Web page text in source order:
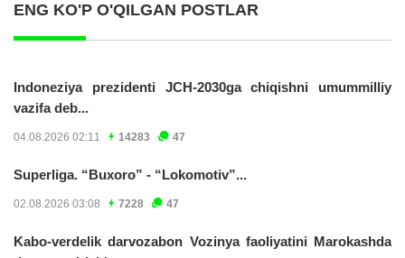
ENG KO'P O'QILGAN POSTLAR
Indoneziya prezidenti JCH-2030ga chiqishni umummilliy
vazifa deb...
04.08.2026 02:11 14283 47
Superliga. “Buxoro” - “Lokomotiv”...
02.08.2026 03:08 7228 47
Kabo-verdelik darvozabon Vozinya faoliyatini Marokashda